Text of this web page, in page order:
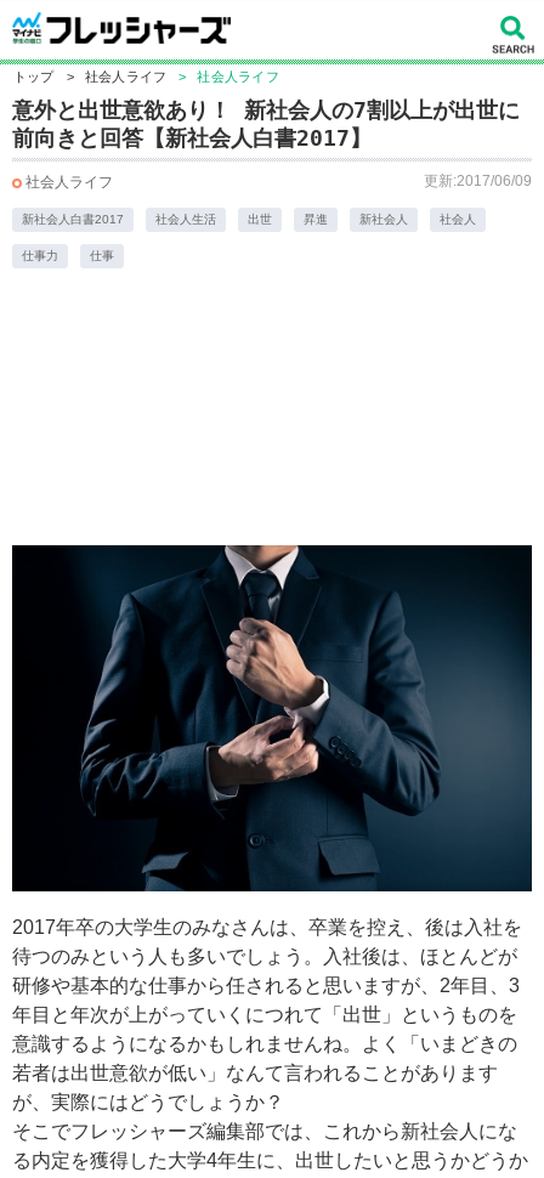
トップ > 社会人ライフ > 社会人ライフ
意外と出世意欲あり！ 新社会人の7割以上が出世に
前向きと回答【新社会人白書2017】
社会人ライフ 更新:2017/06/09
新社会人白書2017 社会人生活 出世 昇進 新社会人 社会人
仕事力 仕事
2017年卒の大学生のみなさんは、卒業を控え、後は入社を
待つのみという人も多いでしょう。入社後は、ほとんどが
研修や基本的な仕事から任されると思いますが、2年目、3
年目と年次が上がっていくにつれて「出世」というものを
意識するようになるかもしれませんね。よく「いまどきの
若者は出世意欲が低い」なんて言われることがあります
が、実際にはどうでしょうか？
そこでフレッシャーズ編集部では、これから新社会人にな
る内定を獲得した大学4年生に、出世したいと思うかどうか